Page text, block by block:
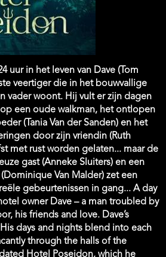
uur in het leven van Dave (Tom
veertiger die in het bouwvallige
vader woont. Hij vult er zijn dagen
een oude walkman, het ontlopen
(Tania Van der Sanden) en het
door zijn vriendin (Ruth
met rust worden gelaten... maar de
gast (Anneke Sluiters) en een
Van Malder) zet een
gebeurtenissen in gang... A day
owner Dave – a man troubled by
his friends and love. Dave’s
days and nights blend into each
through the halls of the
Hotel Poseidon, which he